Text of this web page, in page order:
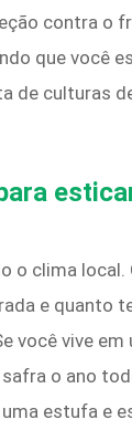
contra o
que você
de culturas
o clima local.
e quanto
você vive
o ano
estufa e